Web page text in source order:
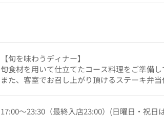
【旬を味わうディナー】
旬食材を用いて仕立てたコース料理をご準備し
また、客室でお召し上がり頂けるステーキ弁当
17:00～23:30（最終入店23:00）(日曜日・祝日